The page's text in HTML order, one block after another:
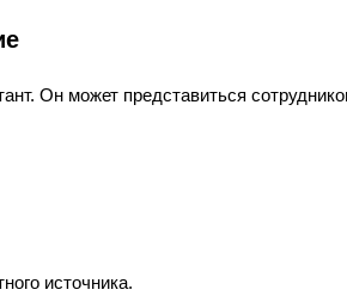
Он может представиться
источника.